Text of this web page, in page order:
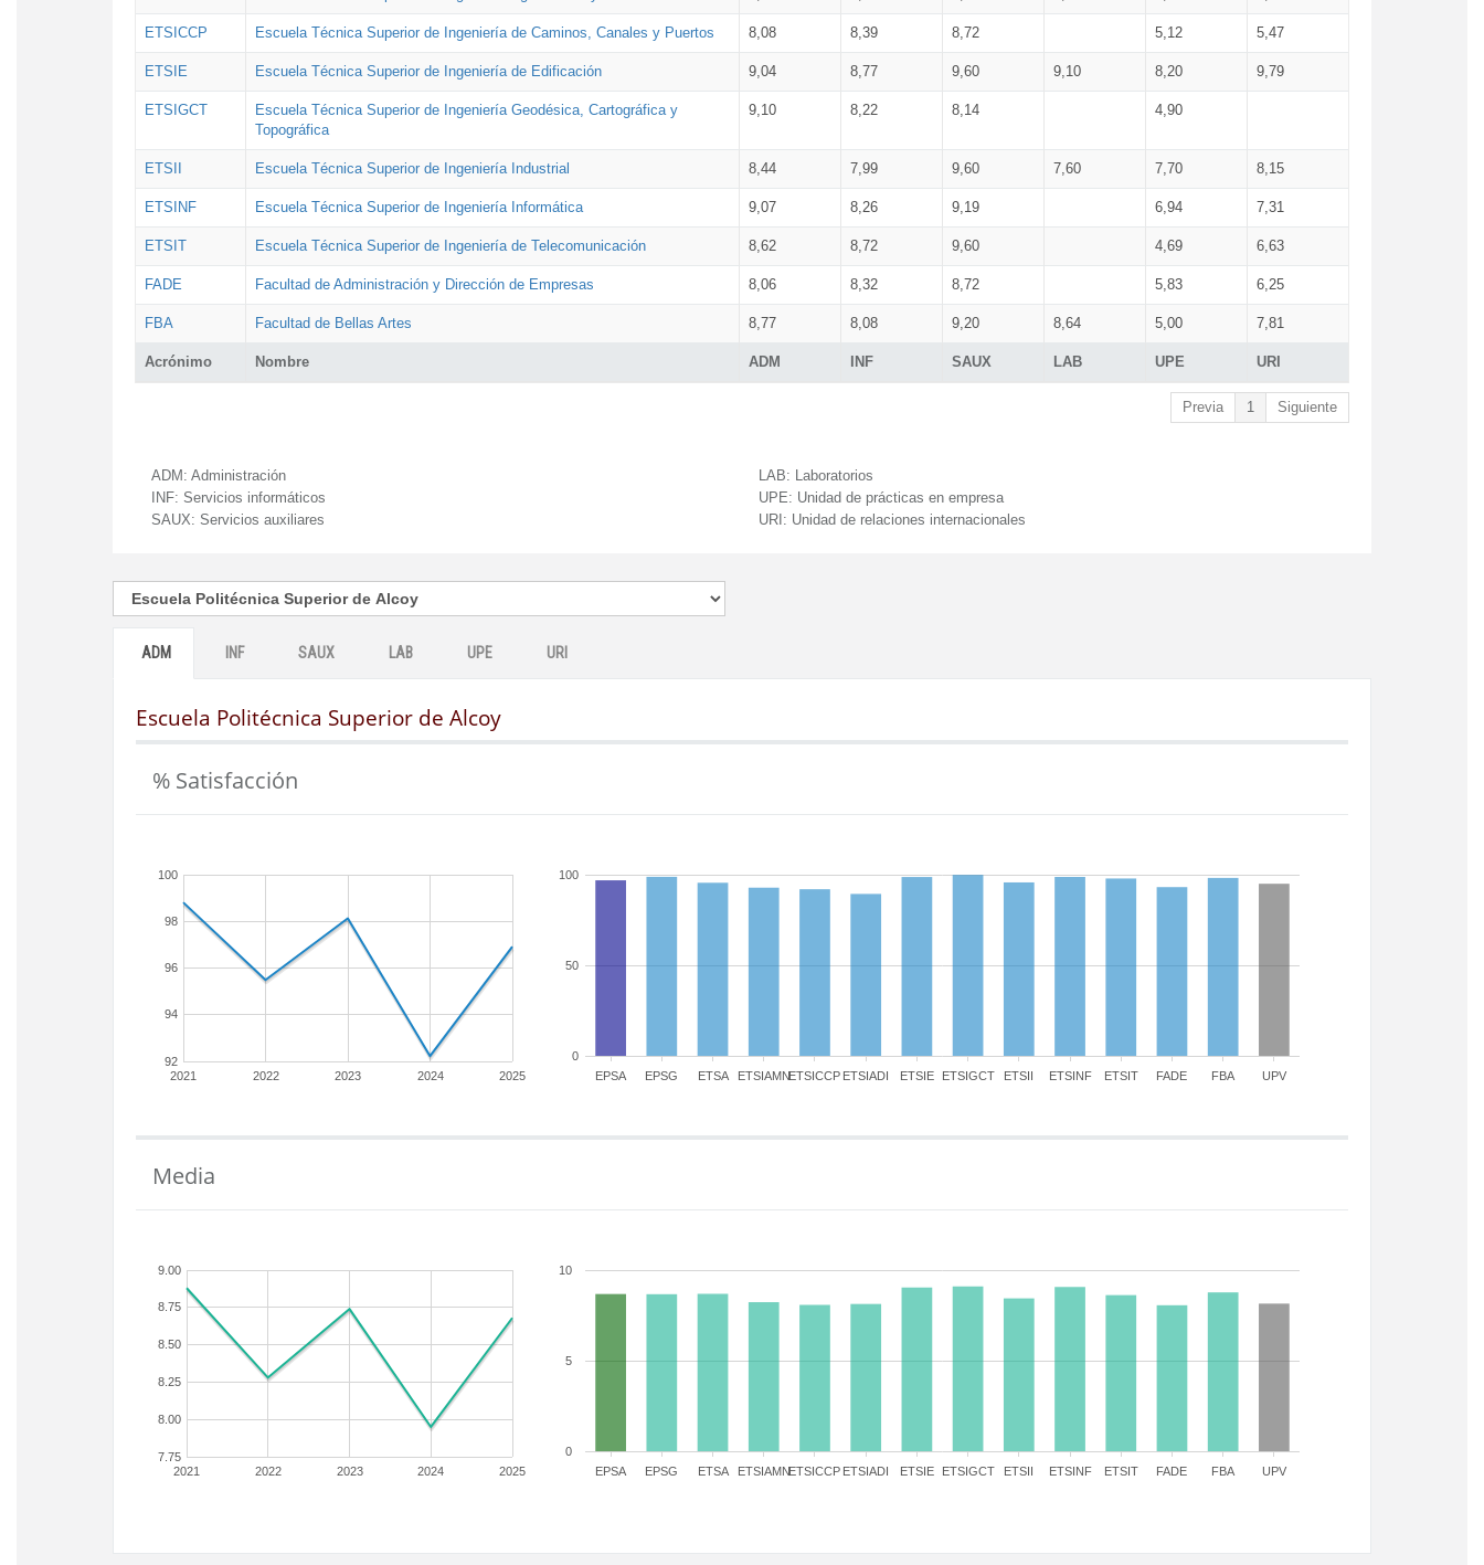
Acrónimo Nombre ADM INF SAUX LAB UPE URI
ETSICCP Escuela Técnica Superior de Ingeniería de Caminos, Canales y Puertos 8,08 8,39 8,72 5,12 5,47
ETSIE Escuela Técnica Superior de Ingeniería de Edificación 9,04 8,77 9,60 9,10 8,20 9,79
ETSIGCT
Escuela Técnica Superior de Ingeniería Geodésica, Cartográfica y
Topográfica
9,10 8,22 8,14 4,90
ETSII Escuela Técnica Superior de Ingeniería Industrial 8,44 7,99 9,60 7,60 7,70 8,15
ETSINF Escuela Técnica Superior de Ingeniería Informática 9,07 8,26 9,19 6,94 7,31
ETSIT Escuela Técnica Superior de Ingeniería de Telecomunicación 8,62 8,72 9,60 4,69 6,63
FADE Facultad de Administración y Dirección de Empresas 8,06 8,32 8,72 5,83 6,25
FBA Facultad de Bellas Artes 8,77 8,08 9,20 8,64 5,00 7,81
Previa 1 Siguiente
ADM: Administración
INF: Servicios informáticos
SAUX: Servicios auxiliares
LAB: Laboratorios
UPE: Unidad de prácticas en empresa
URI: Unidad de relaciones internacionales
ADM INF SAUX LAB UPE URI
Escuela Politécnica Superior de Alcoy
% Satisfacción
2021 2022 2023 2024 2025
92
94
96
98
100
EPSA EPSG ETSA ETSIAMNETSICCP ETSIADI ETSIE ETSIGCT ETSII ETSINF ETSIT FADE FBA UPV
0
50
100
Media
2021 2022 2023 2024 2025
7.75
8.00
8.25
8.50
8.75
9.00
EPSA EPSG ETSA ETSIAMNETSICCP ETSIADI ETSIE ETSIGCT ETSII ETSINF ETSIT FADE FBA UPV
0
5
10